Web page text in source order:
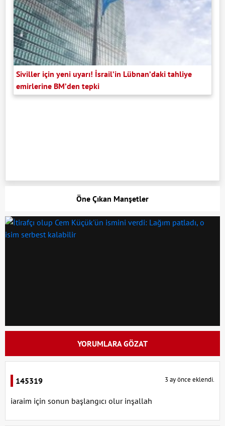
Siviller için yeni uyarı! İsrail’in Lübnan’daki tahliye
emirlerine BM’den tepki
Öne Çıkan Manşetler
YORUMLARA GÖZAT
145319 3 ay önce eklendi.
iaraim için sonun başlangıcı olur inşallah